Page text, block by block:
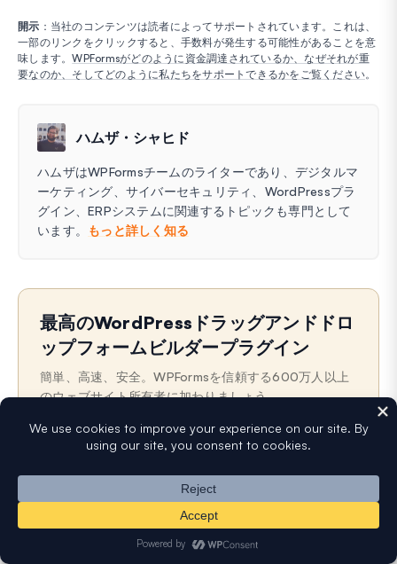
開示 ：当社のコンテンツは読者によってサポートされています。これは、
一部のリンクをクリックすると、手数料が発生する可能性があることを意
味します。WPFormsがどのように資金調達されているか、なぜそれが重
要なのか、そしてどのように私たちをサポートできるかをご覧ください。
ハムザ・シャヒド
ハムザはWPFormsチームのライターであり、デジタルマ
ーケティング、サイバーセキュリティ、WordPressプラ
グイン、ERPシステムに関連するトピックも専門として
います。
もっと詳しく知る
最高のWordPressドラッグアンドドロ
ップフォームビルダープラグイン
簡単、高速、安全。WPFormsを信頼する600万人以上
のウェブサイト所有者に加わりましょう。
WordPressサイトのURLを入力してインストールしま
名
メ
ー